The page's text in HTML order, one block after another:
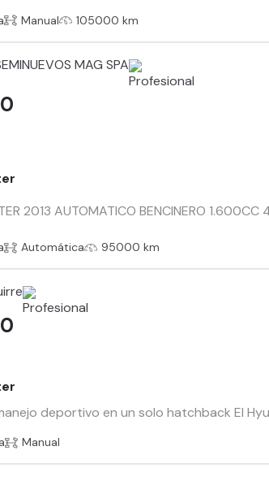
Manual 105000 km
MAG SPA
2013 AUTOMATICO BENCINERO
Automática 95000 km
deportivo en un solo hatchback El
Manual